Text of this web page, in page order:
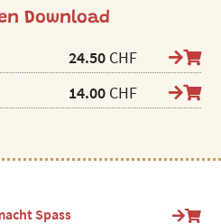
Download
24.50 CHF
14.00 CHF
Spass